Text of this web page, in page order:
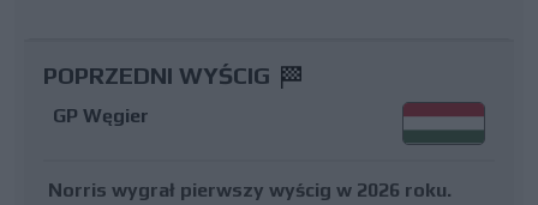
POPRZEDNI WYŚCIG
GP Węgier
Norris wygrał pierwszy wyścig w 2026 roku.